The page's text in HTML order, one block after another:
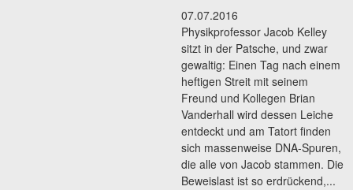
07.07.2016
Physikprofessor Jacob Kelley
sitzt in der Patsche, und zwar
gewaltig: Einen Tag nach einem
heftigen Streit mit seinem
Freund und Kollegen Brian
Vanderhall wird dessen Leiche
entdeckt und am Tatort finden
sich massenweise DNA-Spuren,
die alle von Jacob stammen. Die
Beweislast ist so erdrückend,...